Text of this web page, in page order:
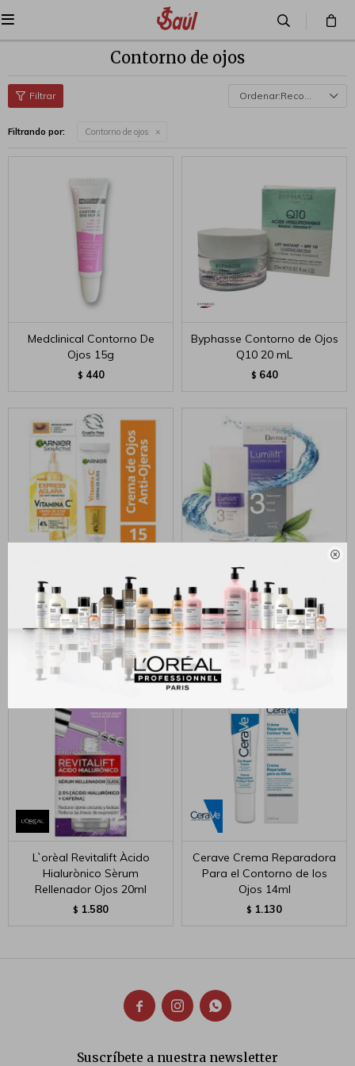


Contorno de ojos
Recomendados
Filtrando por: Contorno de ojos
Medclinical Contorno De
Ojos 15g
$ 440
Byphasse Contorno de Ojos
Q10 20 mL
$ 640
Garnier Crema Anti Ojeras
Express Aclara Vitamina C -
15 g
$ 595
Dermur Crema ojos Lumilift
15ml
$ 1.535
L`orèal Revitalift Àcido
Hialurònico Sèrum
Rellenador Ojos 20ml
$ 1.580
Cerave Crema Reparadora
Para el Contorno de los
Ojos 14ml
$ 1.130
  
Suscríbete a nuestra newsletter